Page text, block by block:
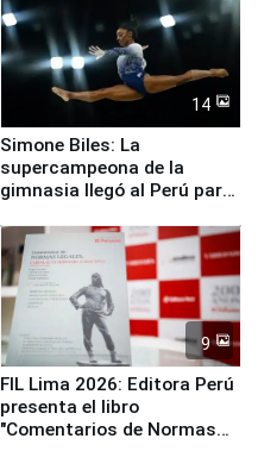
14
Simone Biles: La
supercampeona de la
gimnasia llegó al Perú para
Panamericanos Lima 2027
9
FIL Lima 2026: Editora Perú
presenta el libro
"Comentarios de Normas